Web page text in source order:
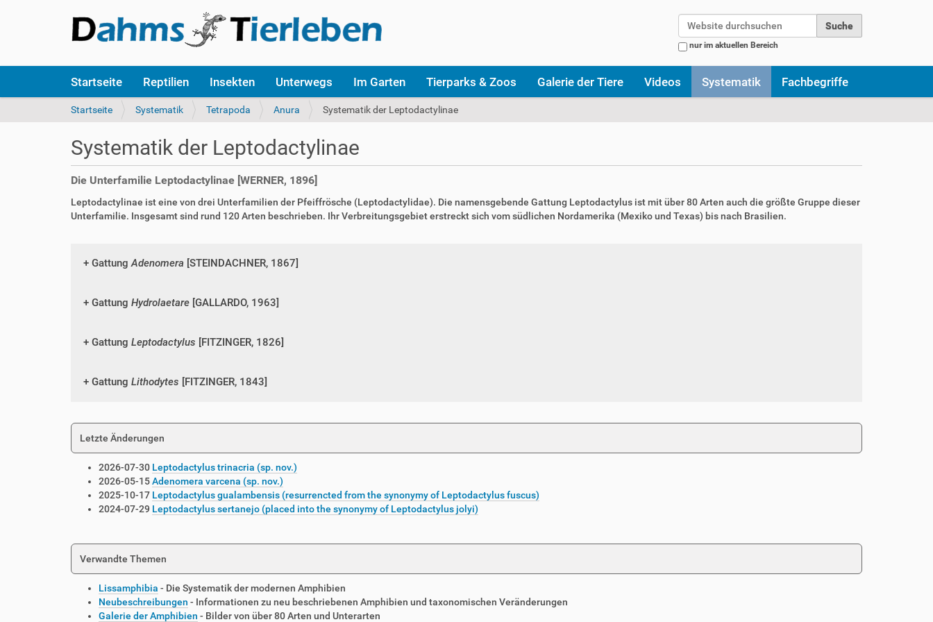
nur im aktuellen Bereich
k
Startseite Reptilien Insekten Unterwegs Im Garten Tierparks & Zoos Galerie der Tiere Videos Systematik Fachbegriffe
S
s
i
n
h
i
Startseite Systematik Tetrapoda Anura Systematik der Leptodactylinae
Systematik der Leptodactylinae
Die Unterfamilie Leptodactylinae [WERNER, 1896]
Leptodactylinae ist eine von drei Unterfamilien der Pfeiffrösche (Leptodactylidae). Die namensgebende Gattung Leptodactylus ist mit über 80 Arten auch die größte Gruppe dieser
Unterfamilie. Insgesamt sind rund 120 Arten beschrieben. Ihr Verbreitungsgebiet erstreckt sich vom südlichen Nordamerika (Mexiko und Texas) bis nach Brasilien.
GattungAdenomera [STEINDACHNER, 1867]
Gattung Hydrolaetare [GALLARDO, 1963]
Gattung Leptodactylus [FITZINGER, 1826]
Gattung Lithodytes [FITZINGER, 1843]
Letzte Änderungen
2026-07-30 Leptodactylus trinacria (sp. nov.)
2026-05-15Adenomera varcena (sp. nov.)
2025-10-17 Leptodactylus gualambensis (resurrencted from the synonymy of Leptodactylus fuscus)
2024-07-29 Leptodactylus sertanejo (placed into the synonymy of Leptodactylus jolyi)
Verwandte Themen
Lissamphibia - Die Systematik der modernen Amphibien
Neubeschreibungen - Informationen zu neu beschriebenen Amphibien und taxonomischen Veränderungen
Galerie der Amphibien - Bilder von über 80 Arten und Unterarten